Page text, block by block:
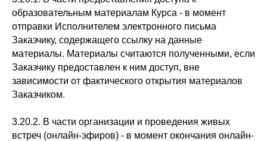
образовательным материалам Курса - в момент
отправки Исполнителем электронного письма
Заказчику, содержащего ссылку на данные
материалы. Материалы считаются полученными, если
Заказчику предоставлен к ним доступ, вне
зависимости от фактического открытия материалов
Заказчиком.
3.20.2. В части организации и проведения живых
встреч (онлайн-эфиров) - в момент окончания онлайн-